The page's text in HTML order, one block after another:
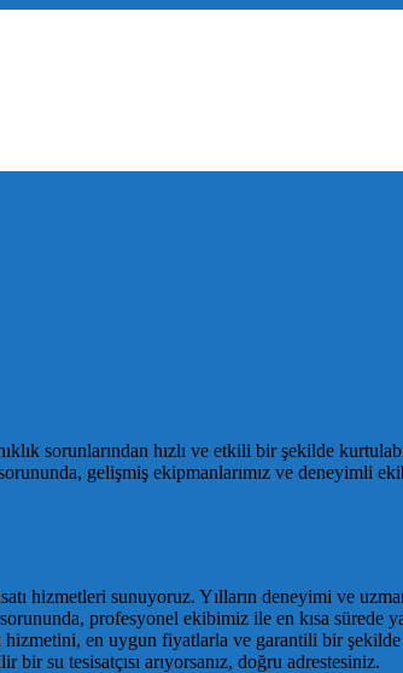
sorunlarından hızlı ve etkili bir şekilde
gelişmiş ekipmanlarımız ve deneyimli
hizmetleri sunuyoruz. Yılların deneyimi ve
profesyonel ekibimiz ile en kısa sürede
hizmetini, en uygun fiyatlarla ve garantili bir
su tesisatçısı arıyorsanız, doğru adrestesiniz.